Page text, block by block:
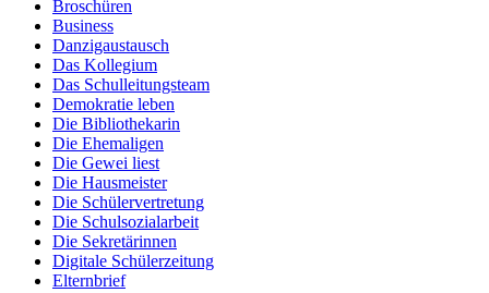
Broschüren
Business
Danzigaustausch
Das Kollegium
Das Schulleitungsteam
Demokratie leben
Die Bibliothekarin
Die Ehemaligen
Die Gewei liest
Die Hausmeister
Die Schülervertretung
Die Schulsozialarbeit
Die Sekretärinnen
Digitale Schülerzeitung
Elternbrief